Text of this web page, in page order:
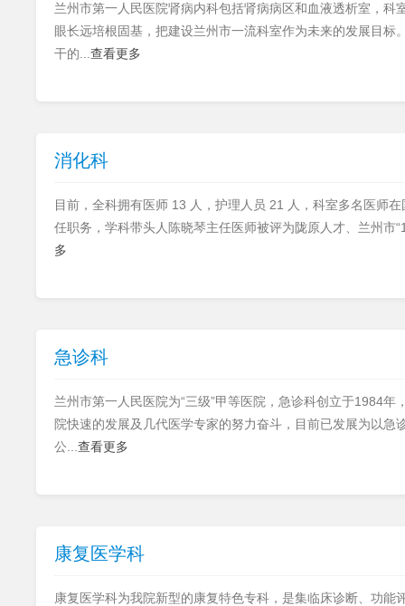
兰州市第一人民医院肾病内科包括肾病病区和血液透析室，科
眼长远培根固基，把建设兰州市一流科室作为未来的发展目标
干的... 查看更多
消化科
目前，全科拥有医师 13 人，护理人员 21 人，科室多名医师
任职务，学科带头人陈晓琴主任医师被评为陇原人才、兰州市
多
急诊科
兰州市第一人民医院为“三级”甲等医院，急诊科创立于1984年
院快速的发展及几代医学专家的努力奋斗，目前已发展为以急
公... 查看更多
康复医学科
康复医学科为我院新型的康复特色专科，是集临床诊断、功能